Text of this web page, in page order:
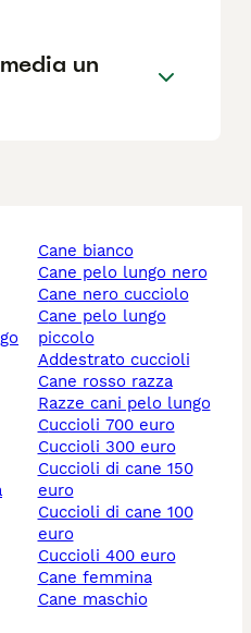
un
cane bianco
cane pelo lungo nero
cane nero cucciolo
cane pelo lungo
piccolo
addestrato cuccioli
cane rosso razza
razze cani pelo lungo
cuccioli 700 euro
cuccioli 300 euro
cuccioli di cane 150
euro
cuccioli di cane 100
euro
cuccioli 400 euro
cane femmina
cane maschio